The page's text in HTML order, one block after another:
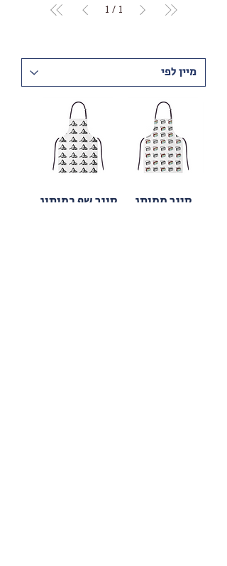
1
/
1
סינר ממותג
סינר שף במיתוג